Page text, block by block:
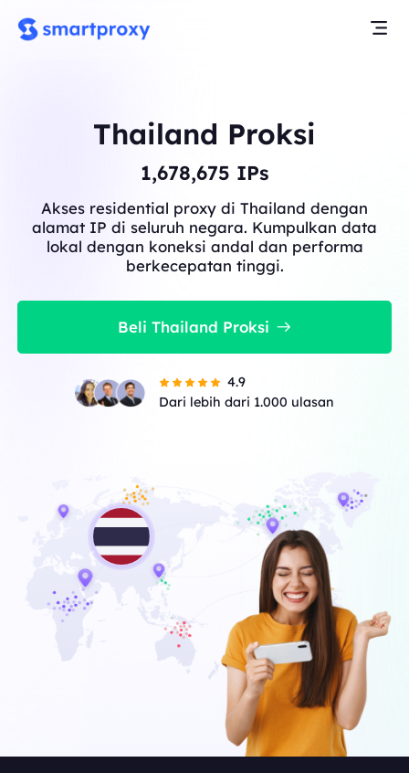
Thailand Proksi
1,678,675 IPs
Akses residential proxy di Thailand dengan
alamat IP di seluruh negara. Kumpulkan data
lokal dengan koneksi andal dan performa
berkecepatan tinggi.
Beli Thailand Proksi
4.9
Dari lebih dari 1.000 ulasan